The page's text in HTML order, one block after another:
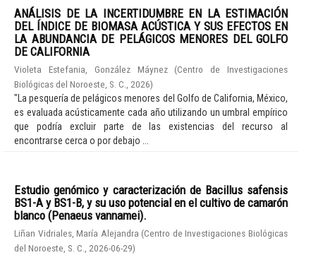
ANÁLISIS DE LA INCERTIDUMBRE EN LA ESTIMACIÓN
DEL ÍNDICE DE BIOMASA ACÚSTICA Y SUS EFECTOS EN
LA ABUNDANCIA DE PELÁGICOS MENORES DEL GOLFO
DE CALIFORNIA
Violeta Estefania, González Máynez (Centro de Investigaciones
Biológicas del Noroeste, S. C.
2026)
"La pesquería de pelágicos menores del Golfo de California, México,
es evaluada acústicamente cada año utilizando un umbral empírico
que podría excluir parte de las existencias del recurso al
encontrarse cerca o por debajo ...
Estudio genómico y caracterización de Bacillus safensis
BS1-A y BS1-B, y su uso potencial en el cultivo de camarón
blanco (Penaeus vannamei).
Liñan Vidriales, María Alejandra (Centro de Investigaciones Biológicas
del Noroeste, S. C.
2026-06-29)